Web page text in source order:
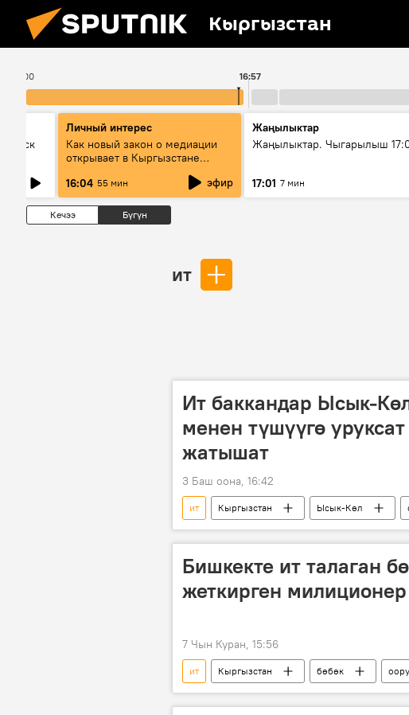
Кыргызстан
16:00 16:57
Личный интерес
Как новый закон о медиации
открывает в Кыргызстане
16:04 55 мин эфир
Жаңылыктар
Жаңылыктар. Чыгарылыш
17:01 7 мин
Кечээ Бүгүн
ит
Ит баккандар Ысык-
менен түшүүгө
жатышат
3 Баш оона, 16:42
ит Кыргызстан Ысык-Көл
Бишкекте ит талаган
жеткирген
7 Чын Куран, 15:56
ит Кыргызстан бөбөк
төрага
грамота